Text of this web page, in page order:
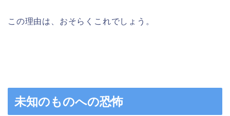
この理由は、おそらくこれでしょう。
未知のものへの恐怖